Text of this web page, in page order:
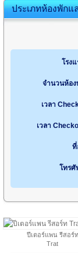
ประเภทห้องพัก
โรง
จำนวนห้อง
เวลา
เวลา
ที่
โทรศั
ปีเตอร์แพน รีสอร์ท
Trat